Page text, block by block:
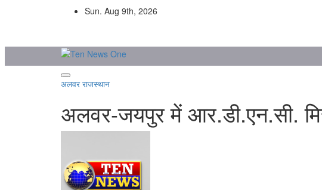
Sun. Aug 9th, 2026
अलवरराजस्थान
अलवर-जयपुर में आर.डी.एन.सी.